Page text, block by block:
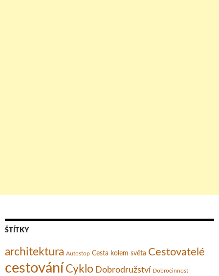
ŠTÍTKY
architektura Autostop Cesta kolem světa Cestovatelé
cestování Cyklo Dobrodružství Dobročinnost